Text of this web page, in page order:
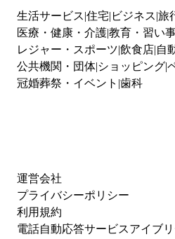
生活サービス 住宅 ビジネス 旅
医療・健康・介護教育・習い
レジャー・スポーツ 飲食店 自
公共機関・団体 ショッピング
冠婚葬祭・イベント 歯科
運営会社
プライバシーポリシー
利用規約
電話自動応答サービスアイブ